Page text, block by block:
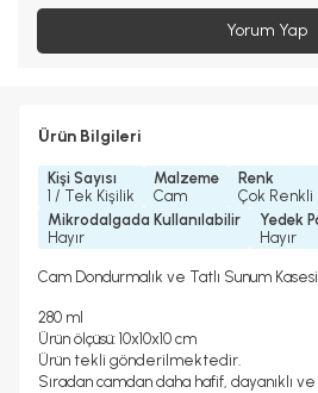
Yorum Yap
Ürün Bilgileri
Kişi Sayısı
1 / Tek Kişilik
Malzeme
Cam
Renk
Çok Renkli
Mikrodalgada Kullanılabilir
Hayır
Yedek
Hayır
Cam Dondurmalık ve Tatlı Sunum Kasesi
280 ml
Ürün ölçüsü: 10x10x10 cm
Ürün tekli gönderilmektedir.
Sıradan camdan daha hafif, dayanıklı